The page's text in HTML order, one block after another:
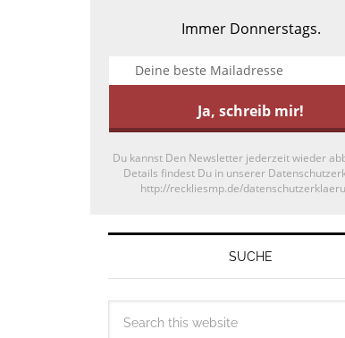
Immer Donnerstags.
Du kannst Den Newsletter jederzeit wieder
Details findest Du in unserer
http://reckliesmp.de/
SUCHE